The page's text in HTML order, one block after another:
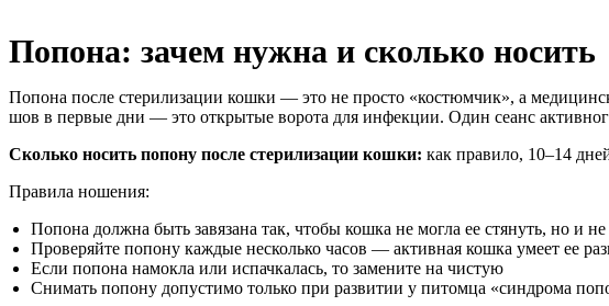
Попона: зачем нужна и сколько носить
Попона после стерилизации кошки — это не просто «костюмчик», а
шов в первые дни — это открытые ворота для инфекции. Один сеанс
Сколько носить попону после стерилизации кошки: как правило, 10–14
Правила ношения:
Попона должна быть завязана так, чтобы кошка не могла ее стянуть, но и
Проверяйте попону каждые несколько часов — активная кошка умеет ее
Если попона намокла или испачкалась, то замените на чистую
Снимать попону допустимо только при развитии у питомца «синдрома